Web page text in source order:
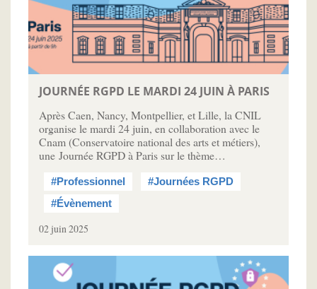
JOURNÉE RGPD LE MARDI 24 JUIN À PARIS
Après Caen, Nancy, Montpellier, et Lille, la CNIL
organise le mardi 24 juin, en collaboration avec le
Cnam (Conservatoire national des arts et métiers),
une Journée RGPD à Paris sur le thème…
#Professionnel
#Journées RGPD
#Évènement
02 juin 2025